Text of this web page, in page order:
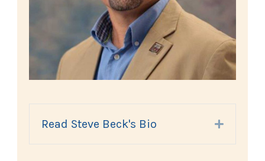
Read Steve Beck's Bio Expand